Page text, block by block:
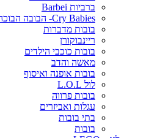
ברביות Barbei
Cry Babies- הבובה הבוכה
בובות מדברות
ריינבוקורן
בובות כוכבי הילדים
מאשה והדב
בובות אופנה ואיסוף
לול L.O.L
בובות פרווה
עגלות ואביזרים
בתי בובות
בובות